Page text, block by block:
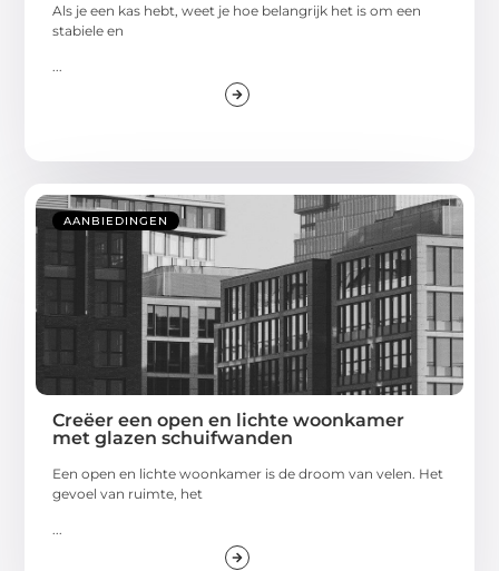
Als je een kas hebt, weet je hoe belangrijk het is om een
stabiele en
...
AANBIEDINGEN
Creëer een open en lichte woonkamer
met glazen schuifwanden
Een open en lichte woonkamer is de droom van velen. Het
gevoel van ruimte, het
...